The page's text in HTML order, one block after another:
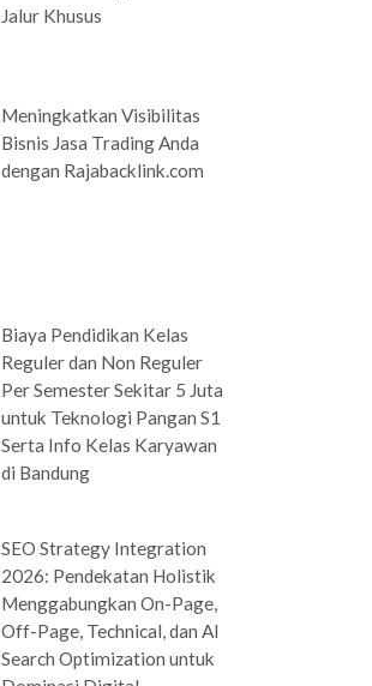
Jalur Khusus
Meningkatkan Visibilitas
Bisnis Jasa Trading Anda
dengan Rajabacklink.com
Biaya Pendidikan Kelas
Reguler dan Non Reguler
Per Semester Sekitar 5 Juta
untuk Teknologi Pangan S1
Serta Info Kelas Karyawan
di Bandung
SEO Strategy Integration
2026: Pendekatan Holistik
Menggabungkan On-Page,
Off-Page, Technical, dan AI
Search Optimization untuk